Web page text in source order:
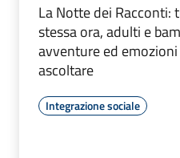
La Notte dei
stessa ora, adulti e
avventure ed
ascoltare
Integrazione sociale